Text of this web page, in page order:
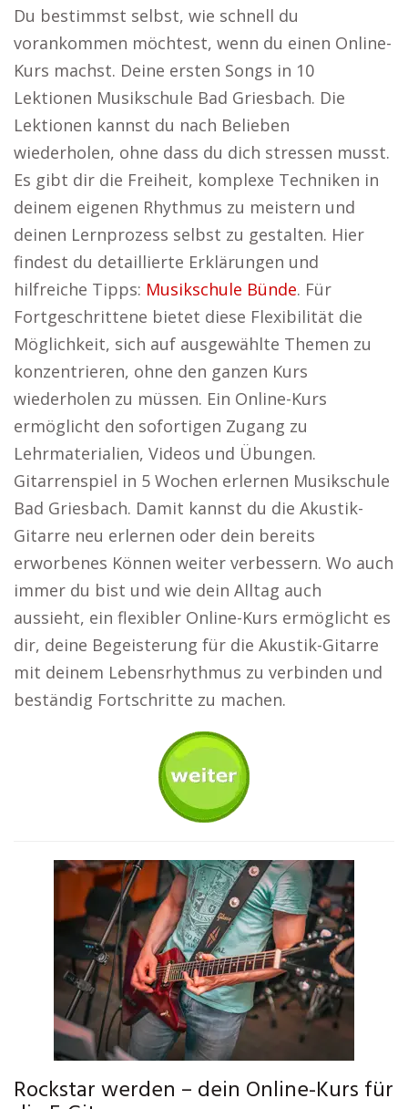
Du bestimmst selbst, wie schnell du
vorankommen möchtest, wenn du einen Online-
Kurs machst. Deine ersten Songs in 10
Lektionen Musikschule Bad Griesbach. Die
Lektionen kannst du nach Belieben
wiederholen, ohne dass du dich stressen musst.
Es gibt dir die Freiheit, komplexe Techniken in
deinem eigenen Rhythmus zu meistern und
deinen Lernprozess selbst zu gestalten. Hier
findest du detaillierte Erklärungen und
hilfreiche Tipps: Musikschule Bünde. Für
Fortgeschrittene bietet diese Flexibilität die
Möglichkeit, sich auf ausgewählte Themen zu
konzentrieren, ohne den ganzen Kurs
wiederholen zu müssen. Ein Online-Kurs
ermöglicht den sofortigen Zugang zu
Lehrmaterialien, Videos und Übungen.
Gitarrenspiel in 5 Wochen erlernen Musikschule
Bad Griesbach. Damit kannst du die Akustik-
Gitarre neu erlernen oder dein bereits
erworbenes Können weiter verbessern. Wo auch
immer du bist und wie dein Alltag auch
aussieht, ein flexibler Online-Kurs ermöglicht es
dir, deine Begeisterung für die Akustik-Gitarre
mit deinem Lebensrhythmus zu verbinden und
beständig Fortschritte zu machen.
Rockstar werden – dein Online-Kurs für